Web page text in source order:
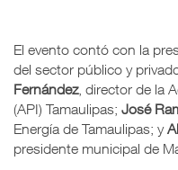
El evento contó con la
del sector público y
Fernández, director de la
(API) Tamaulipas; José
Energía de Tamaulipas; y
presidente municipal de